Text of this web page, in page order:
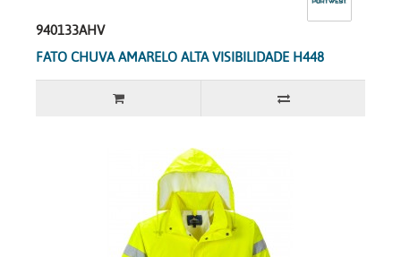
940133AHV
FATO CHUVA AMARELO ALTA VISIBILIDADE H448